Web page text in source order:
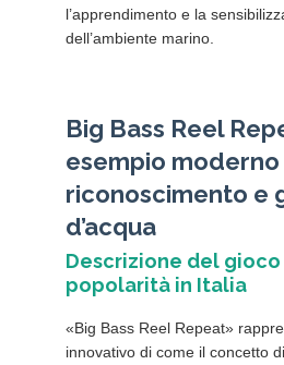
l’apprendimento e la
dell’ambiente marino.
Big Bass Reel
esempio moderno
riconoscimento e
d’acqua
Descrizione del
popolarità in Italia
«Big Bass Reel Repeat»
innovativo di come il concetto